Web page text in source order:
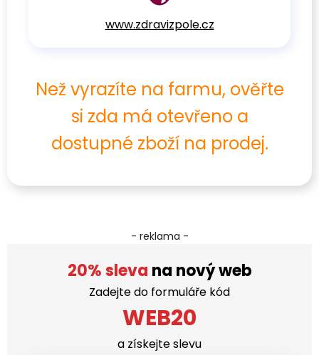
www.zdravizpole.cz
Než vyrazíte na farmu, ověřte
si zda má otevřeno a
dostupné zboží na prodej.
- reklama -
20% sleva na nový web
Zadejte do formuláře kód
WEB20
a získejte slevu